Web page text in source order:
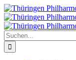
Zum
Inhalt
springen
Suche
nach: